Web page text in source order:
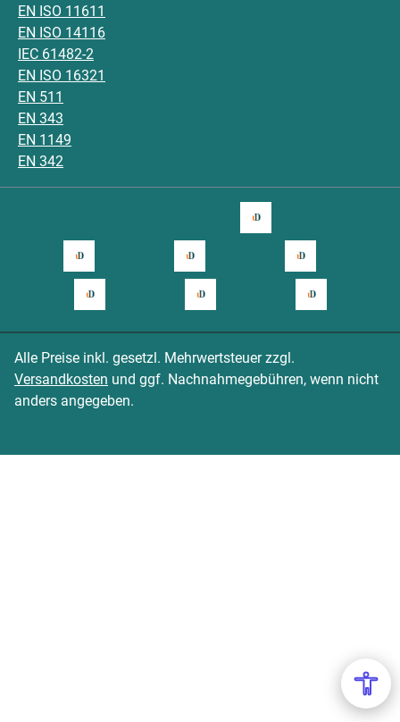
EN ISO 11611
EN ISO 14116
IEC 61482-2
EN ISO 16321
EN 511
EN 343
EN 1149
EN 342
Alle Preise inkl. gesetzl. Mehrwertsteuer zzgl.
Versandkosten und ggf. Nachnahmegebühren, wenn nicht
anders angegeben.